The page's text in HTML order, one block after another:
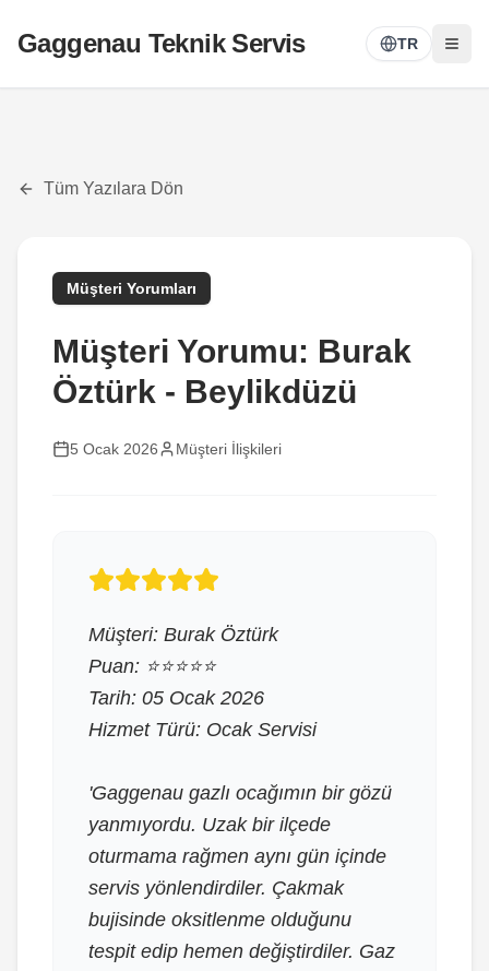
Gaggenau Teknik Servis TR
Tüm Yazılara Dön
Müşteri Yorumları
Müşteri Yorumu: Burak
Öztürk - Beylikdüzü
5 Ocak 2026 Müşteri İlişkileri
Müşteri: Burak Öztürk
Puan: ⭐⭐⭐⭐⭐
Tarih: 05 Ocak 2026
Hizmet Türü: Ocak Servisi
'Gaggenau gazlı ocağımın bir gözü
yanmıyordu. Uzak bir ilçede
oturmama rağmen aynı gün içinde
servis yönlendirdiler. Çakmak
bujisinde oksitlenme olduğunu
tespit edip hemen değiştirdiler. Gaz